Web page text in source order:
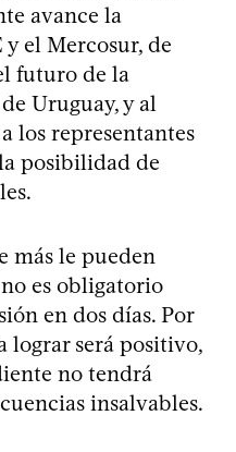
avance la
el Mercosur, de
futuro de la
Uruguay, y al
los representantes
posibilidad de
más le pueden
es obligatorio
en dos días. Por
lograr será positivo,
no tendrá
insalvables.